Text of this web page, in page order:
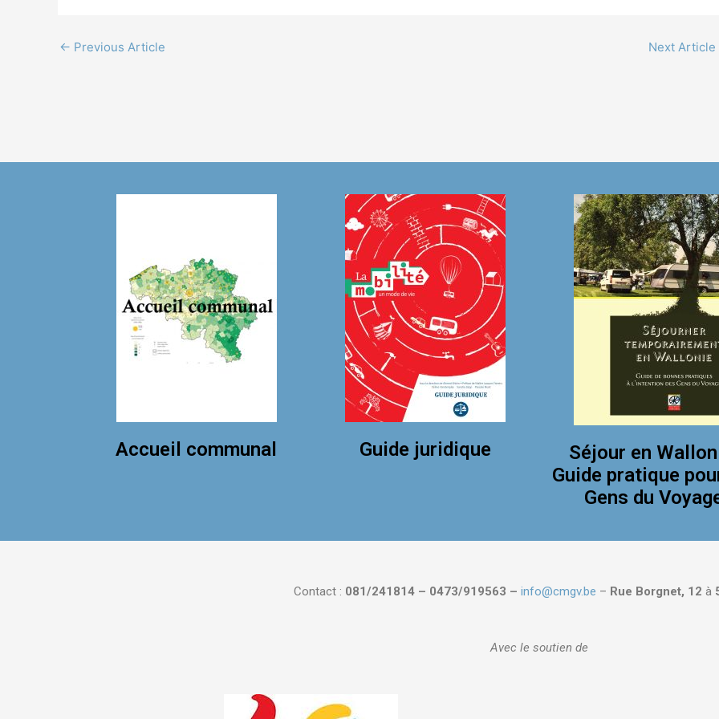
← Previous Article Next Article
Accueil communal Guide juridique
Séjour en
Guide pratique
Gens du
Contact : 081/241814 – 0473/919563 – info@cmgv.be – Rue Borgnet, 12 à
Avec le soutien de